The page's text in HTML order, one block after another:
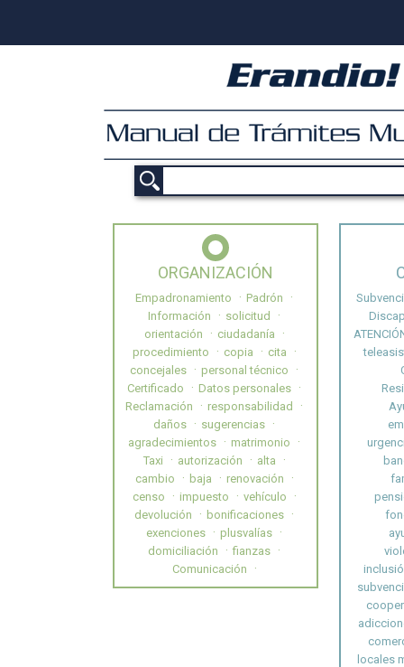
ORGANIZACIÓN
Empadronamiento
Padrón
Información
solicitud
orientación
ciudadanía
procedimiento
copia
cita
concejales
personal técnico
Certificado
Datos personales
Reclamación
responsabilidad
daños
sugerencias
agradecimientos
matrimonio
Taxi
autorización
alta
cambio
baja
renovación
censo
impuesto
vehículo
devolución
bonificaciones
exenciones
plusvalías
domiciliación
fianzas
Comunicación
locales